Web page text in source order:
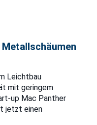
Leichtbau
mit geringem
up Mac Panther
jetzt einen